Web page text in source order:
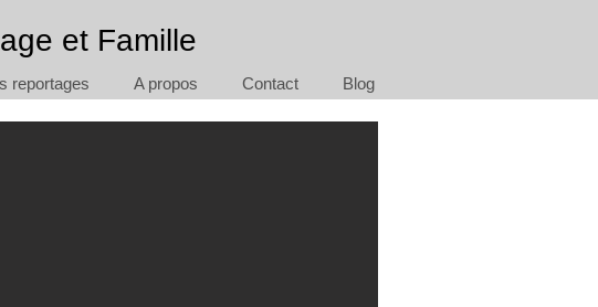
et Famille
reportages A propos Contact Blog